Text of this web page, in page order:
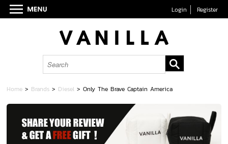
Login Register
Home > Brands > Diesel >Only The Brave Captain America